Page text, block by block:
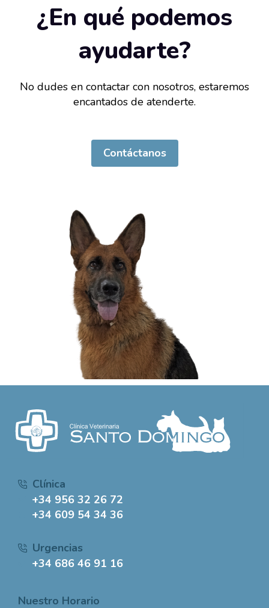
¿En qué podemos
ayudarte?
No dudes en contactar con nosotros, estaremos
encantados de atenderte.
Contáctanos
Clínica
+34 956 32 26 72
+34 609 54 34 36
Urgencias
+34 686 46 91 16
Nuestro Horario